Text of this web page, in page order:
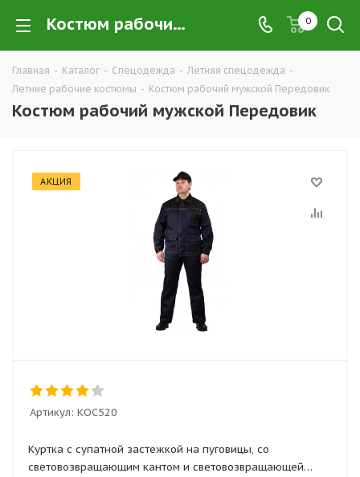
Костюм рабочий мужской Передовик купить в Екатеринбурге по низким ценам оптом — интернет-магазин летних рабочих костюмов в розницу компании ТД УРАЛСИЗ 0
Главная - Каталог - Спецодежда - Летняя спецодежда -
Летние рабочие костюмы - Костюм рабочий мужской Передовик
Костюм рабочий мужской Передовик
АКЦИЯ
Артикул: КОС520
Куртка с супатной застежкой на пуговицы, со
световозвращающим кантом и световозвращающей